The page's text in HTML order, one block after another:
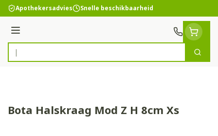
Ga naar de inhoud
Apothekersadvies Snelle beschikbaarheid
Menu
Product, merk, categorie...
Zoek
Bota Halskraag Mod Z H 8cm Xs